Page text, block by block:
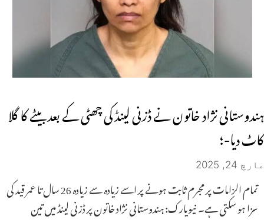
ہندوستانی نژاد خاتون نے ڈزنی لینڈ کی چھٹی کے بعد بیٹے کا گلا
کاٹ دیا-؛
مارچ 24, 2025
تمام الزامات پر مجرم ثابت ہونے پر اسے زیادہ سے زیادہ 26 سال تا عمر قید کی
سزا ہو سکتی ہے۔ نیویارک: ہندوستانی نژاد خاتون پر ڈزنی لینڈ میں تین